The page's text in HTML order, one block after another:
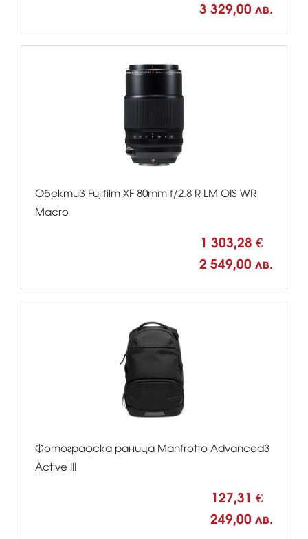
3 329,00 лв.
Обектив Fujifilm XF 80mm f/2.8 R LM OIS WR
Macro
1 303,28 €
2 549,00 лв.
Фотографска раница Manfrotto Advanced3
Active III
127,31 €
249,00 лв.